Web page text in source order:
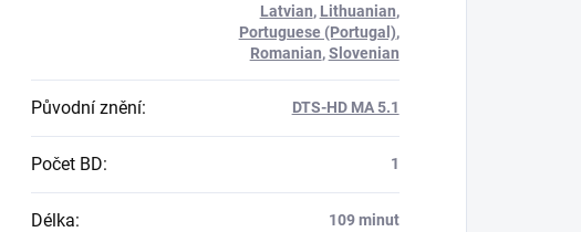
Latvian, Lithuanian,
Portuguese (Portugal),
Romanian,Slovenian
Původní znění: DTS-HD MA 5.1
Počet BD: 1
Délka: 109 minut